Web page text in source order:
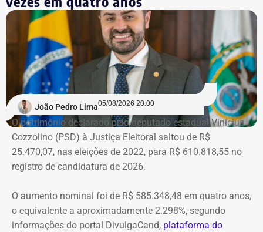
João Pedro Lima05/08/2026 20:00
O patrimônio declarado pelo deputado estadual Vinícius
Cozzolino (PSD) à Justiça Eleitoral saltou de R$
25.470,07, nas eleições de 2022, para R$ 610.818,55 no
registro de candidatura de 2026.
O aumento nominal foi de R$ 585.348,48 em quatro anos,
o equivalente a aproximadamente 2.298%, segundo
informações do portal DivulgaCand, plataforma do